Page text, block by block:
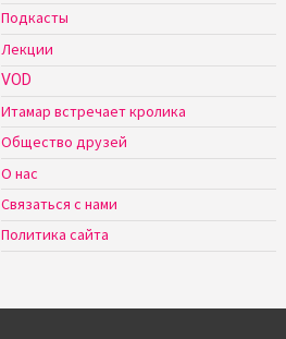
Подкасты
Лекции
VOD
Итамар встречает кролика
Общество друзей
О нас
Связаться с нами
Политика сайта